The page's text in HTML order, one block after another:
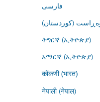
فارسى
(کوردستان)
ትግርኛ (ኢትዮጵያ)
አማርኛ (ኢትዮጵያ)
कोंकणी (भारत)
नेपाली (नेपाल)